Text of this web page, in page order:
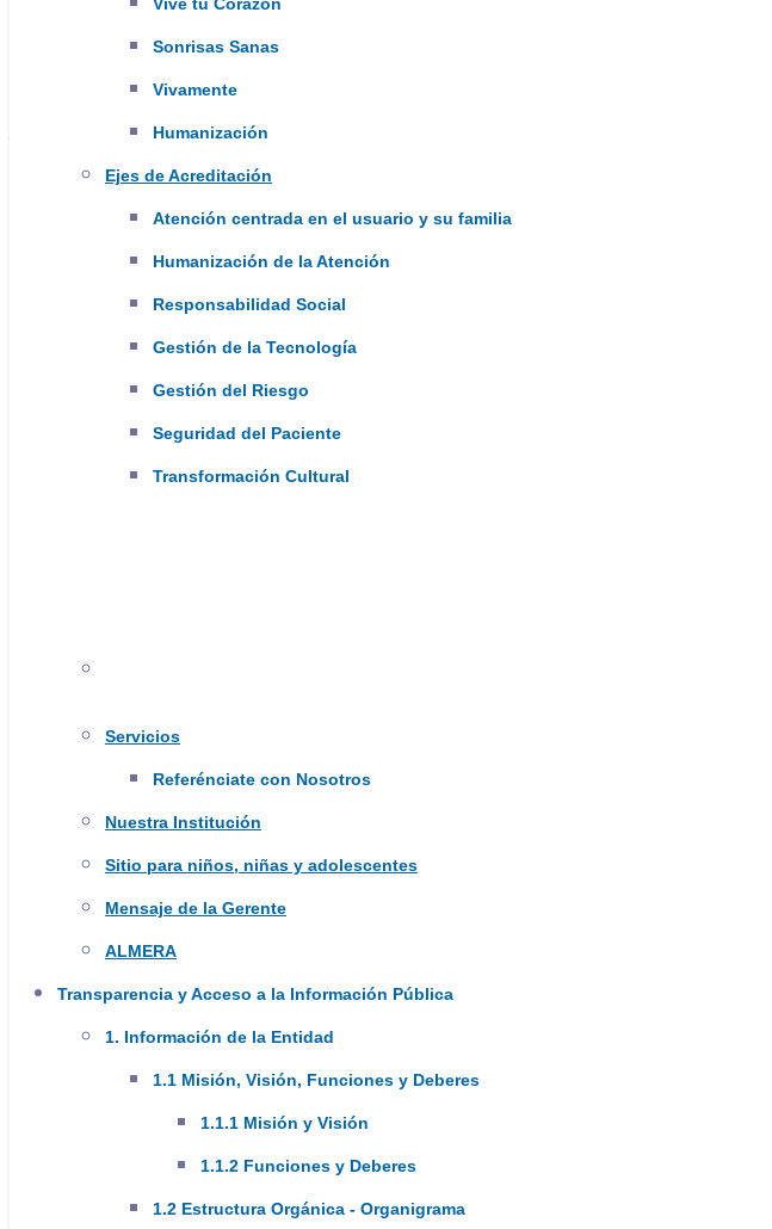
Sonrisas Sanas
Vivamente
Humanización
Ejes de Acreditación
Atención centrada en el usuario y su familia
Humanización de la Atención
Responsabilidad Social
Gestión de la Tecnología
Gestión del Riesgo
Seguridad del Paciente
Transformación Cultural
Servicios
Referénciate con Nosotros
Nuestra Institución
Sitio para niños, niñas y adolescentes
Mensaje de la Gerente
ALMERA
Transparencia y Acceso a la Información Pública
1. Información de la Entidad
1.1 Misión, Visión, Funciones y Deberes
1.1.1 Misión y Visión
1.1.2 Funciones y Deberes
1.2 Estructura Orgánica - Organigrama
Correo institucional y notificaciones
gerencia@saludtundama.gov.co
Horario de atención:
Lunes a Viernes
6:00 am - 7:00 pm
Solicitud de Citas:(601) 7654060
310 869 6926
UBICACIÓN EN GOOGLE MAPS